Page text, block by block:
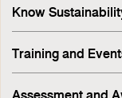
Know
Sustainability at
Principles and
Corporate
Training and
Training